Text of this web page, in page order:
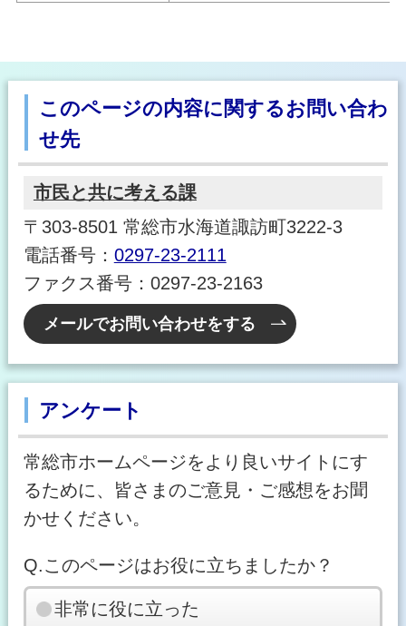
このページの内容に関するお問い合わ
せ先
市民と共に考える課
〒303-8501 常総市水海道諏訪町3222-3
電話番号： 0297-23-2111
ファクス番号：0297-23-2163
メールでお問い合わせをする
アンケート
常総市ホームページをより良いサイトにす
るために、皆さまのご意見・ご感想をお聞
かせください。
Q.このページはお役に立ちましたか？
非常に役に立った